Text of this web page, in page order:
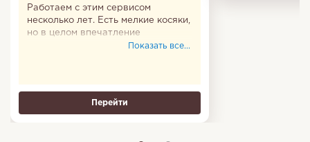
Работаем с этим сервисом
несколько лет. Есть мелкие косяки,
но в целом впечатление
положительное. УдивляютПоказать все...
Перейти